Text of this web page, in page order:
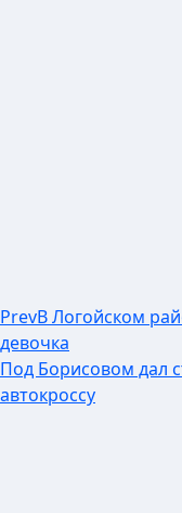
PrevВ Логойском
девочка
Под Борисовом дал
автокроссу